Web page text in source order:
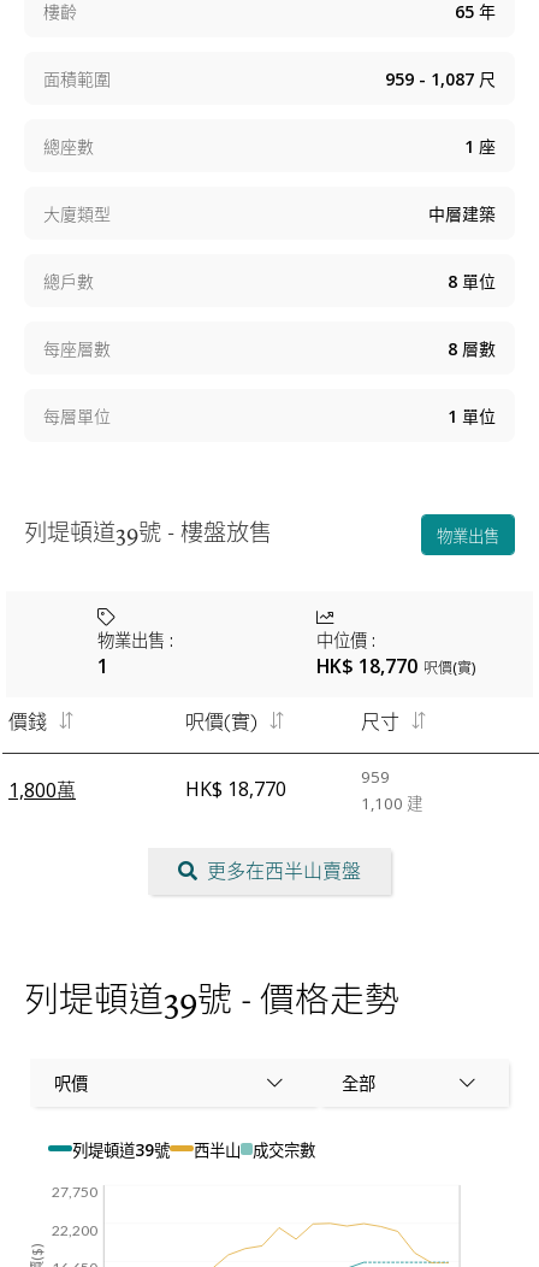
樓齡 65 年
面積範圍 959 - 1,087 尺
總座數 1 座
大廈類型 中層建築
總戶數 8 單位
每座層數 8 層數
每層單位 1 單位
列堤頓道39號 - 樓盤放售 物業出售
物業出售 :
1
中位價:
HK$ 18,770 呎價(實)
價錢 呎價(實) 尺寸
1,800萬 HK$ 18,770
959
1,100 建
更多在西半山賣盤
列堤頓道39號 - 價格走勢
呎價 全部
列堤頓道39號 西半山 成交宗數
27,750
22,200